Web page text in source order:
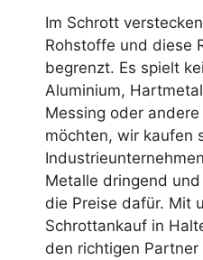
Im Schrott
Rohstoffe und diese
begrenzt. Es spielt
Aluminium,
Messing oder
möchten, wir kaufen
Metalle dringend
die Preise dafür. Mit
Schrottankauf in
den richtigen